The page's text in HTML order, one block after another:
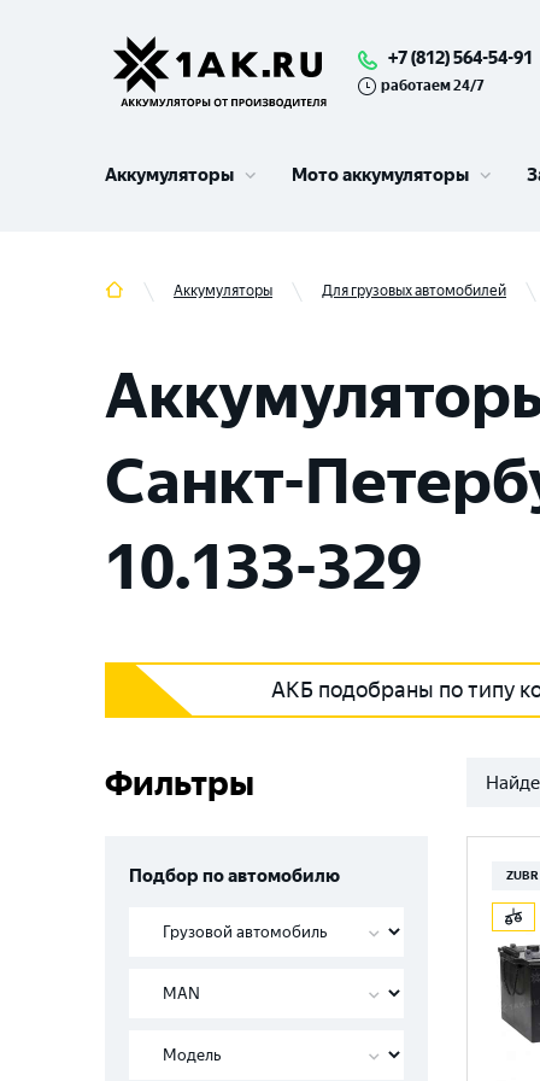
+7 (812) 564-54-91
работаем 24/7
Аккумуляторы Мото аккумуляторы
Аккумуляторы Для грузовых автомобилей
Санкт-
10.133-329
АКБ подобраны по типу
Фильтры
Подбор по автомобилю ZUBR